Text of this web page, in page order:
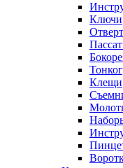
Ключи
Клещи